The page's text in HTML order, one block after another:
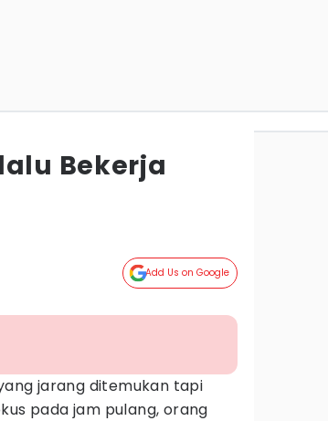
Bekerja
Add Us on Google
jarang ditemukan tapi
pada jam pulang, orang